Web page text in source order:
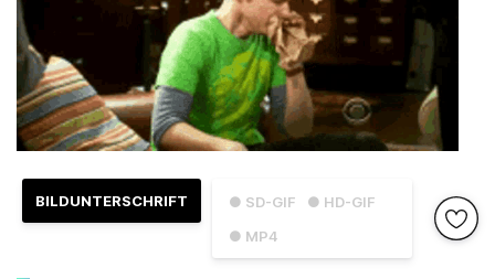
● SD-GIF
● HD-GIF
● MP4
BILDUNTERSCHRIFT